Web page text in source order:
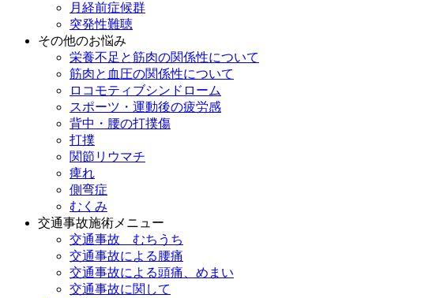
月経前症候群
突発性難聴
その他のお悩み
栄養不足と筋肉の関係性について
筋肉と血圧の関係性について
ロコモティブシンドローム
スポーツ・運動後の疲労感
背中・腰の打撲傷
打撲
関節リウマチ
痺れ
側弯症
むくみ
交通事故施術メニュー
交通事故 むちうち
交通事故による腰痛
交通事故による頭痛、めまい
交通事故に関して